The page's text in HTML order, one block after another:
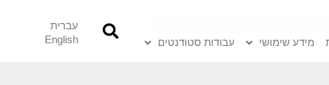
מידע שימושי עבודות סטודנטים
עברית
English